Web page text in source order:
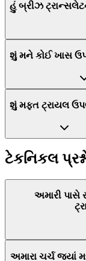
હું બ્રીઝ
શું મને કોઈ ખાસ
શું મફત ટ્રાયલ
ટેકનિકલ
અમારી પાસે
અમારા ચર્ચ જ્યાં